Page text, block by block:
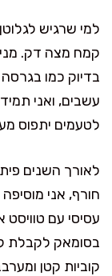
למי שרגיש
קמח מצה דק.
בדיוק כמו
עשבים, ואני
לטעמים יתפוס
לאורך השנים
חורף, אני
עסיסי עם טוויסט
בסומאק לקבלת
קוביות קטן